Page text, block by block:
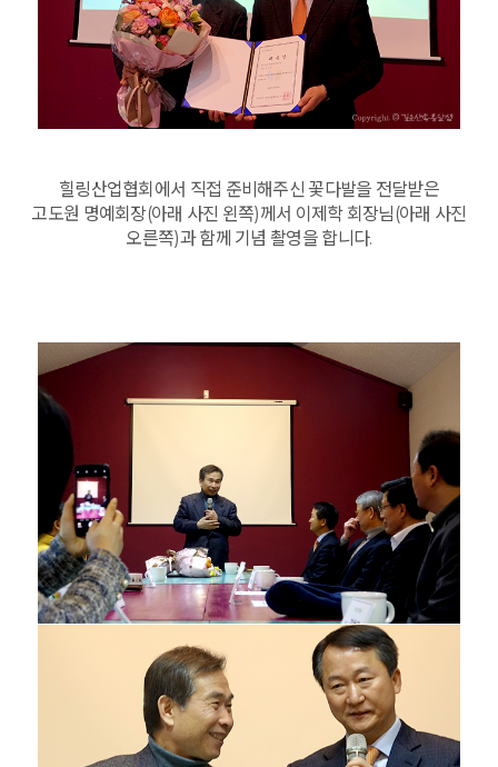
힐링산업협회에서 직접 준비해주신 꽃다발을 전달받은
고도원 명예회장(아래 사진 왼쪽)께서 이제학 회장님(아래 사진
오른쪽)과 함께 기념 촬영을 합니다.